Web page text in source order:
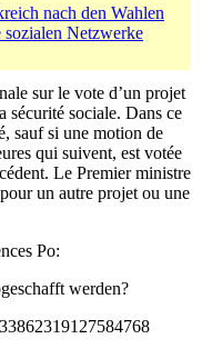
nach den Wahlen
sozialen Netzwerke
sur le vote d’un projet
sécurité sociale. Dans ce
sauf si une motion de
qui suivent, est votée
Le Premier ministre
un autre projet ou une
Po:
werden?